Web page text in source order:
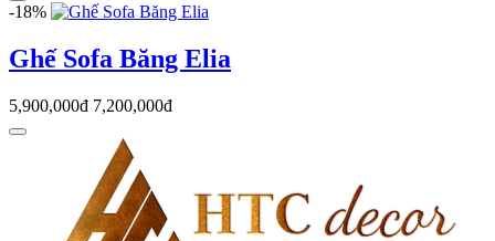
-18%
Ghế Sofa Băng Elia
5,900,000đ 7,200,000đ